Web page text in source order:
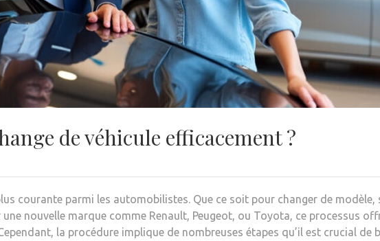
de véhicule efficacement ?
courante parmi les automobilistes. Que ce soit pour changer de modèle,
nouvelle marque comme Renault, Peugeot, ou Toyota, ce processus
la procédure implique de nombreuses étapes qu’il est crucial de